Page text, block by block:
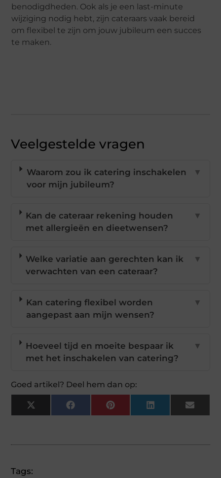
benodigdheden. Ook als je een last-minute
wijziging nodig hebt, zijn cateraars vaak bereid
om flexibel te zijn om jouw jubileum een succes
te maken.
Veelgestelde vragen
Waarom zou ik catering inschakelen
voor mijn jubileum?
▼
Kan de cateraar rekening houden
met allergieën en dieetwensen?
▼
Welke variatie aan gerechten kan ik
verwachten van een cateraar?
▼
Kan catering flexibel worden
aangepast aan mijn wensen?
▼
Hoeveel tijd en moeite bespaar ik
met het inschakelen van catering?
▼
Goed artikel? Deel hem dan op:
X
(Twitter)
FacebookPinterestLinkedInEmail
Tags: